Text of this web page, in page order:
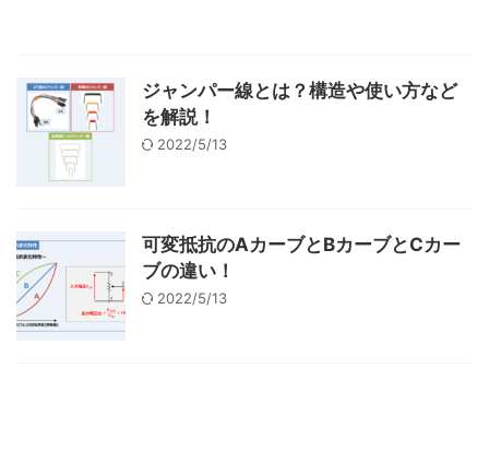
ジャンパー線とは？構造や使い方など
を解説！
2022/5/13
可変抵抗のAカーブとBカーブとCカー
ブの違い！
2022/5/13